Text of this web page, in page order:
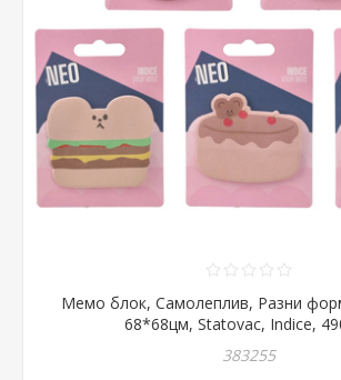
Мемо блок, Самолеплив, Разни
68*68цм, Statovac, Indice,
383255